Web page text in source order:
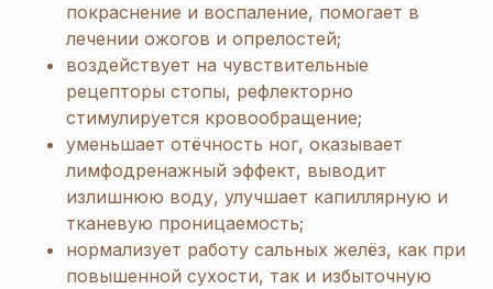
покраснение и воспаление, помогает в
лечении ожогов и опрелостей;
воздействует на чувствительные
рецепторы стопы, рефлекторно
стимулируется кровообращение;
уменьшает отёчность ног, оказывает
лимфодренажный эффект, выводит
излишнюю воду, улучшает капиллярную и
тканевую проницаемость;
нормализует работу сальных желёз, как при
повышенной сухости, так и избыточную